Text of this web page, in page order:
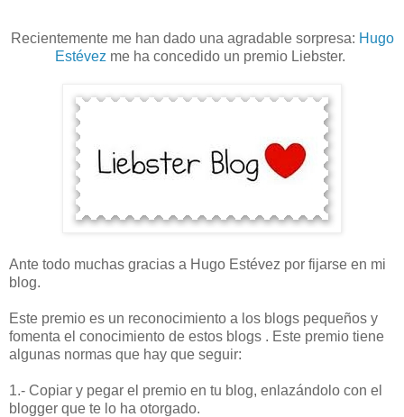
Recientemente me han dado una agradable sorpresa: Hugo
Estévez me ha concedido un premio Liebster.
Ante todo muchas gracias a Hugo Estévez por fijarse en mi
blog.
Este premio es un reconocimiento a los blogs pequeños y
fomenta el conocimiento de estos blogs . Este premio tiene
algunas normas que hay que seguir:
1.- Copiar y pegar el premio en tu blog, enlazándolo con el
blogger que te lo ha otorgado.